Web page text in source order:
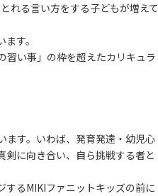
れる言い方をする子どもが増えて
す。
習い事」の枠を超えたカリキュラ
ます。いわば、発育発達・幼児心
に向き合い、自ら挑戦する者と
するMIKIファニットキッズの前に